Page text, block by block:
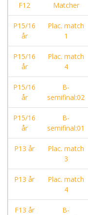
F12 Matcher
P15/16
år
Plac. match
1
P15/16
år
Plac. match
4
P15/16
år
B-
semifinal:02
P15/16
år
B-
semifinal:01
P13 år
Plac. match
3
P13 år
Plac. match
4
F13 år
B-